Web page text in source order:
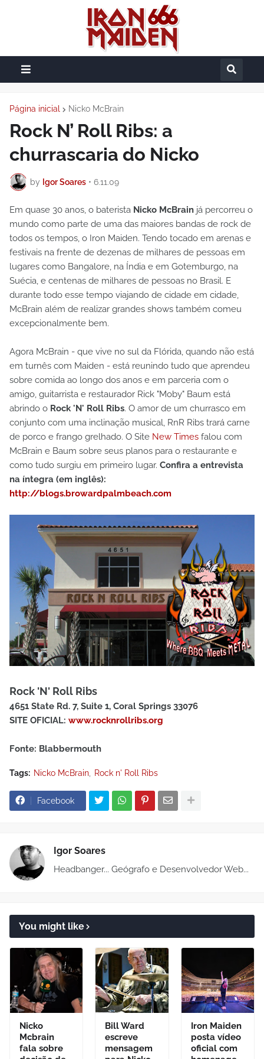
Página inicial Nicko McBrain
Rock N’ Roll Ribs: a
churrascaria do Nicko
by Igor Soares • 6.11.09
Em quase 30 anos, o baterista Nicko McBrain já percorreu o
mundo como parte de uma das maiores bandas de rock de
todos os tempos, o Iron Maiden. Tendo tocado em arenas e
festivais na frente de dezenas de milhares de pessoas em
lugares como Bangalore, na Índia e em Gotemburgo, na
Suécia, e centenas de milhares de pessoas no Brasil. E
durante todo esse tempo viajando de cidade em cidade,
McBrain além de realizar grandes shows também comeu
excepcionalmente bem.
Agora McBrain - que vive no sul da Flórida, quando não está
em turnês com Maiden - está reunindo tudo que aprendeu
sobre comida ao longo dos anos e em parceria com o
amigo, guitarrista e restaurador Rick "Moby" Baum está
abrindo o Rock 'N' Roll Ribs. O amor de um churrasco em
conjunto com uma inclinação musical, RnR Ribs trará carne
de porco e frango grelhado. O Site New Times falou com
McBrain e Baum sobre seus planos para o restaurante e
como tudo surgiu em primeiro lugar. Confira a entrevista
na íntegra (em inglês):
http://blogs.browardpalmbeach.com
Rock 'N' Roll Ribs
4651 State Rd. 7, Suite 1, Coral Springs 33076
SITE OFICIAL: www.rocknrollribs.org
Fonte: Blabbermouth
Tags: Nicko McBrain Rock n' Roll Ribs
Facebook
Igor Soares
Headbanger... Geógrafo e Desenvolvedor Web...
You might like
Nicko
Mcbrain
fala sobre
Bill Ward
escreve
mensagem
Iron Maiden
posta vídeo
oficial com